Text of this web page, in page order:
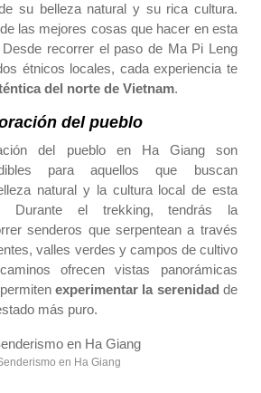
su belleza natural y su rica cultura.
las mejores cosas que hacer en esta
Desde recorrer el paso de Ma Pi Leng
étnicos locales, cada experiencia te
del norte de Vietnam.
del pueblo
del puebloen HaGiangson
para aquellos que buscan
natural y la cultura local de esta
Durante el trekking, tendrás la
senderos que serpentean a través
valles verdes y campos de cultivo
ofrecen vistas panorámicas
experimentar la serenidad de
más puro.
en Ha Giang